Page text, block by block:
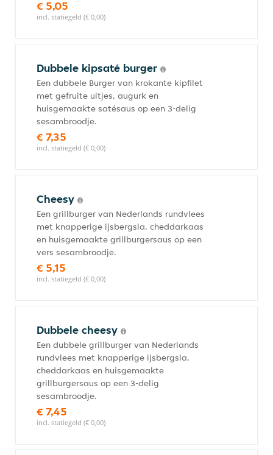
€ 5,05
incl. statiegeld (€ 0,00)
Dubbele kipsaté burger
Een dubbele Burger van krokante kipfilet
met gefruite uitjes, augurk en
huisgemaakte satésaus op een 3-delig
sesambroodje.
€ 7,35
incl. statiegeld (€ 0,00)
Cheesy
Een grillburger van Nederlands rundvlees
met knapperige ijsbergsla, cheddarkaas
en huisgemaakte grillburgersaus op een
vers sesambroodje.
€ 5,15
incl. statiegeld (€ 0,00)
Dubbele cheesy
Een dubbele grillburger van Nederlands
rundvlees met knapperige ijsbergsla,
cheddarkaas en huisgemaakte
grillburgersaus op een 3-delig
sesambroodje.
€ 7,45
incl. statiegeld (€ 0,00)